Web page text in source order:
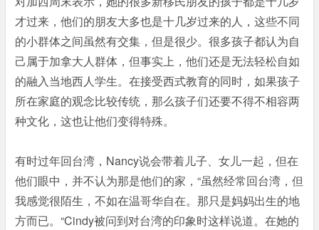
才过来，他们的朋友大多也是十几岁过来的人，这些不同
的小群体之间虽然有交集，但是很少。很多孩子都认为自
己属于加拿大人群体，但事实上，他们还是无法轻松自如
的融入当地西人学生。在接受西式教育的同时，如果孩子
所在家庭的观念比较传统，那么孩子们还要不得不相容两
种文化，这也让他们变得特殊。
有时过年回台湾，Nancy说会带着儿子、女儿一起，但在
他们眼中，并不认为那是他们的家，“虽然经常回台湾，但
我感觉很陌生，不如在温哥华自在。那只是妈妈出生的地
方而已。“Cindy被问到对台湾的印象时这样说道。在她的